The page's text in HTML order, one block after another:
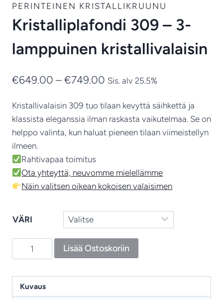
PERINTEINEN KRISTALLIKRUUNU
Kristalliplafondi 309 – 3-
lamppuinen kristallivalaisin
€649.00 – €749.00 Hintaluokka:
-
€749.00
Sis. alv 25.5%
Kristallivalaisin 309 tuo tilaan kevyttä säihkettä ja
klassista eleganssia ilman raskasta vaikutelmaa. Se on
helppo valinta, kun haluat pieneen tilaan viimeistellyn
ilmeen.
Rahtivapaa toimitus
Ota yhteyttä, neuvomme mielellämme
Näin valitsen oikean kokoisen valaisimen
VÄRI
Kristalliplafondi
309
Lisää Ostoskoriin
Kuvaus